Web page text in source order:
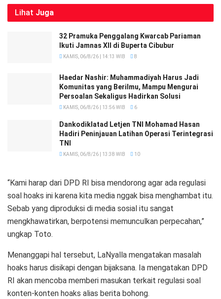
Lihat Juga
32 Pramuka Penggalang Kwarcab Pariaman
Ikuti Jamnas XII di Buperta Cibubur
KAMIS, 06/8/26 | 14:13 WIB 8
Haedar Nashir: Muhammadiyah Harus Jadi
Komunitas yang Berilmu, Mampu Mengurai
Persoalan Sekaligus Hadirkan Solusi
KAMIS, 06/8/26 | 13:56 WIB 6
Dankodiklatad Letjen TNI Mohamad Hasan
Hadiri Peninjauan Latihan Operasi Terintegrasi
TNI
KAMIS, 06/8/26 | 13:38 WIB 10
“Kami harap dari DPD RI bisa mendorong agar ada regulasi
soal hoaks ini karena kita media nggak bisa menghambat itu.
Sebab yang diproduksi di media sosial itu sangat
mengkhawatirkan, berpotensi memunculkan perpecahan,”
ungkap Toto.
Menanggapi hal tersebut, LaNyalla mengatakan masalah
hoaks harus disikapi dengan bijaksana. Ia mengatakan DPD
RI akan mencoba memberi masukan terkait regulasi soal
konten-konten hoaks alias berita bohong.